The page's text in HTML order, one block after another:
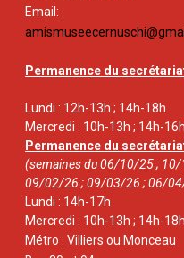
Email:
Permanence du
Lundi : 12h-13h ; 14h-18h
Mercredi : 10h-13h ; 14h-16h
Permanence du
(semaines du 06/10/25 ;
09/02/26 ; 09/03/26 ; 06/
Lundi : 14h-17h
Mercredi : 10h-13h ; 14h-18h
Métro : Villiers ou Monceau